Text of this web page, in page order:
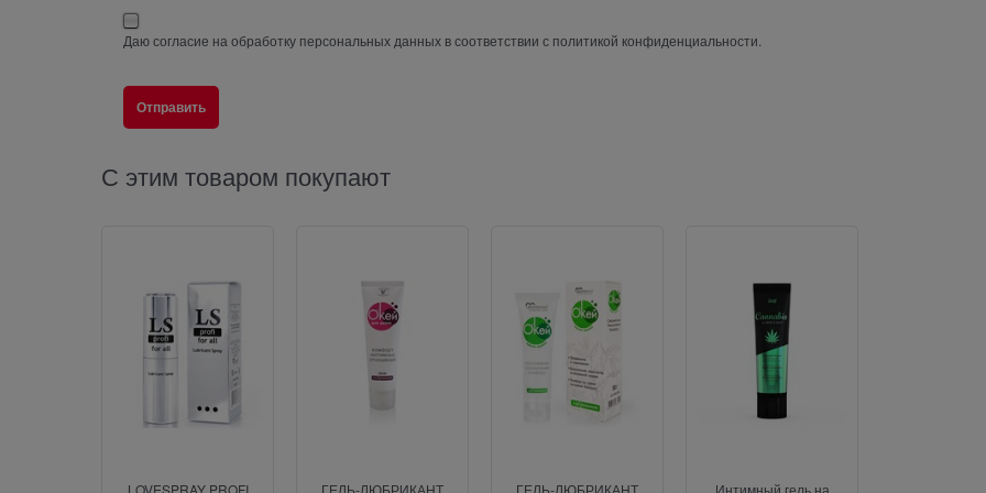
Даю согласие на обработку персональных данных в соответствии с политикой конфиденциальности.
С этим товаром покупают
LOVESPRAY PROFI
ГЕЛЬ-ЛЮБРИКАНТ
ГЕЛЬ-ЛЮБРИКАНТ
Интимный гель на